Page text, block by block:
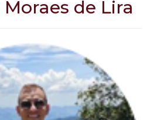
de Lira